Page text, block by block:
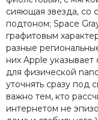
сияющая звезда, со
подтоном; Space
графитовым
разные
них Apple
для физической
уточнять сразу под
важно тем, кто
интернетом не